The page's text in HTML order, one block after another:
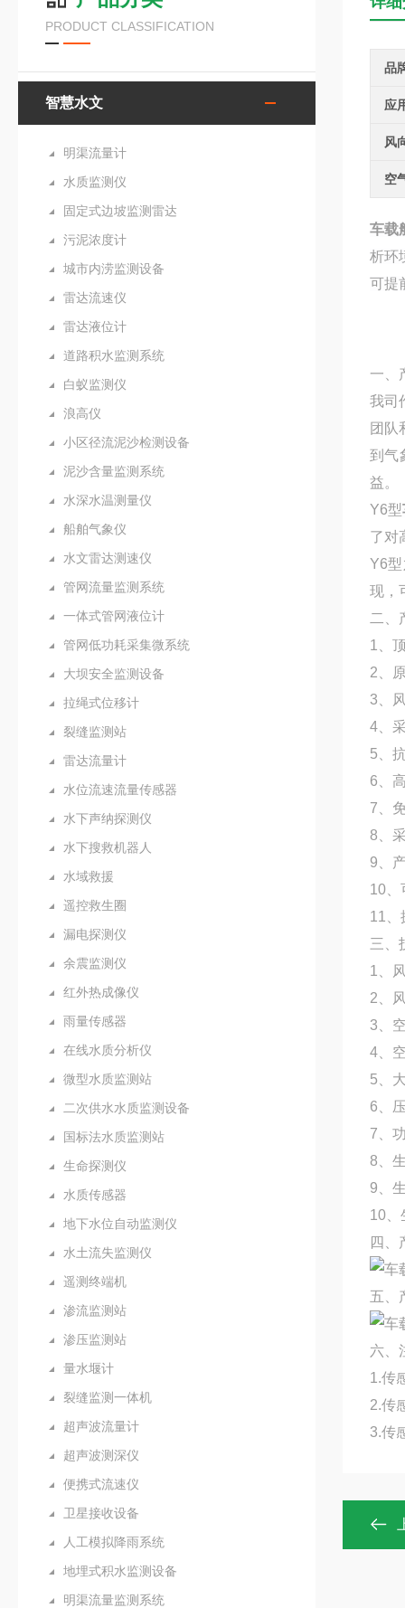
PRODUCT CLASSIFICATION
智慧水文
明渠流量计
水质监测仪
固定式边坡监测雷达
污泥浓度计
城市内涝监测设备
雷达流速仪
雷达液位计
道路积水监测系统
白蚁监测仪
浪高仪
小区径流泥沙检测设备
泥沙含量监测系统
水深水温测量仪
船舶气象仪
水文雷达测速仪
管网流量监测系统
一体式管网液位计
管网低功耗采集微系统
大坝安全监测设备
拉绳式位移计
裂缝监测站
雷达流量计
水位流速流量传感器
水下声纳探测仪
水下搜救机器人
水域救援
遥控救生圈
漏电探测仪
余震监测仪
红外热成像仪
雨量传感器
在线水质分析仪
微型水质监测站
二次供水水质监测设备
国标法水质监测站
生命探测仪
水质传感器
地下水位自动监测仪
水土流失监测仪
遥测终端机
渗流监测站
渗压监测站
量水堰计
裂缝监测一体机
超声波流量计
超声波测深仪
便携式流速仪
卫星接收设备
人工模拟降雨系统
地埋式积水监测设备
明渠流量监测系统
品
应
风
空
车载
析环
可提
一、
我司
团队
到气
益。
Y6型
了对
Y6
现，
二、
1、
2、
3、
4、
5、
6、
7、
8、
9、
10、
11、
三、
1、
2、
3、
4、
5、
6、
7、
8、
9、
10
四、
五、
六、
1.传
2.传
3.传